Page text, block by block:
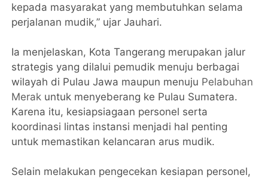
kepada masyarakat yang membutuhkan selama
perjalanan mudik,” ujar Jauhari.
Ia menjelaskan, Kota Tangerang merupakan jalur
strategis yang dilalui pemudik menuju berbagai
wilayah di Pulau Jawa maupun menuju Pelabuhan
Merak untuk menyeberang ke Pulau Sumatera.
Karena itu, kesiapsiagaan personel serta
koordinasi lintas instansi menjadi hal penting
untuk memastikan kelancaran arus mudik.
Selain melakukan pengecekan kesiapan personel,